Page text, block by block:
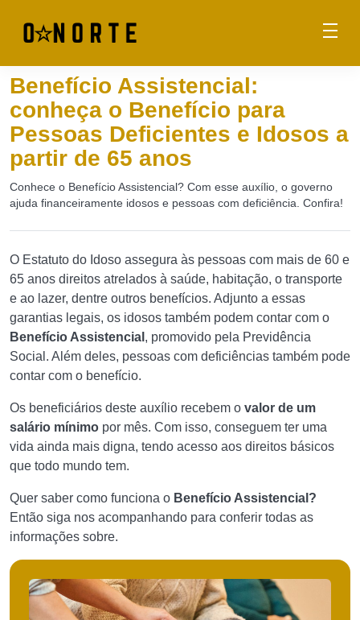
Benefício Assistencial:
conheça o Benefício para
Pessoas Deficientes e Idosos a
partir de 65 anos
Conhece o Benefício Assistencial? Com esse auxílio, o governo
ajuda financeiramente idosos e pessoas com deficiência. Confira!
O Estatuto do Idoso assegura às pessoas com mais de 60 e
65 anos direitos atrelados à saúde, habitação, o transporte
e ao lazer, dentre outros benefícios. Adjunto a essas
garantias legais, os idosos também podem contar com o
Benefício Assistencial , promovido pela Previdência
Social. Além deles, pessoas com deficiências também pode
contar com o benefício.
Os beneficiários deste auxílio recebem o valor de um
salário mínimo por mês. Com isso, conseguem ter uma
vida ainda mais digna, tendo acesso aos direitos básicos
que todo mundo tem.
Quer saber como funciona o Benefício Assistencial?
Então siga nos acompanhando para conferir todas as
informações sobre.